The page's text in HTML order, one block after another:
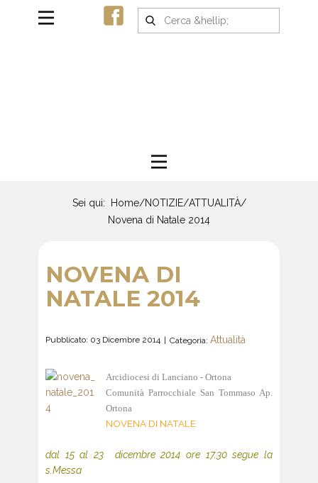
Sei qui: Home/NOTIZIE/ATTUALITÀ/
Novena di Natale 2014
NOVENA DI
NATALE 2014
Pubblicato: 03 Dicembre 2014 Categoria: Attualità
Arcidiocesi di Lanciano - Ortona
Comunità Parrocchiale San Tommaso Ap.
Ortona
NOVENA DI NATALE
dal 15 al 23 dicembre 2014 ore 17.30 segue la
s.Messa